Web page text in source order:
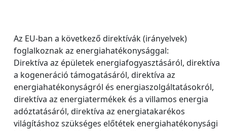
Az EU-ban a következő direktívák (irányelvek)
foglalkoznak az energiahatékonysággal:
Direktíva az épületek energiafogyasztásáról, direktíva
a kogeneráció támogatásáról, direktíva az
energiahatékonyságról és energiaszolgáltatásokról,
direktíva az energiatermékek és a villamos energia
adóztatásáról, direktíva az energiatakarékos
világításhoz szükséges előtétek energiahatékonysági